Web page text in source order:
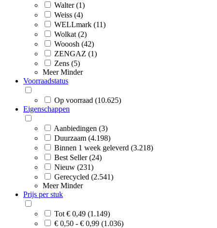
Walter (1)
Weiss (4)
WELLmark (11)
Wolkat (2)
Wooosh (42)
ZENGAZ (1)
Zens (5)
Meer Minder
Voorraadstatus
Op voorraad (10.625)
Eigenschappen
Aanbiedingen (3)
Duurzaam (4.198)
Binnen 1 week geleverd (3.218)
Best Seller (24)
Nieuw (231)
Gerecycled (2.541)
Meer Minder
Prijs per stuk
Tot € 0,49 (1.149)
€ 0,50 - € 0,99 (1.036)